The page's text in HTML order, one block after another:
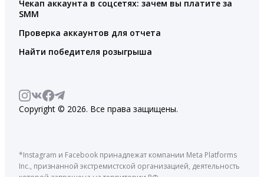
Чекап аккаунта в соцсетях: зачем вы платите за
SMM
Проверка аккаунтов для отчета
Найти победителя розыгрыша
Copyright © 2026. Все права защищены.
*Instagram и Facebook принадлежат компании Meta Platforms
Inc., признанной экстремистской организацией, деятельность